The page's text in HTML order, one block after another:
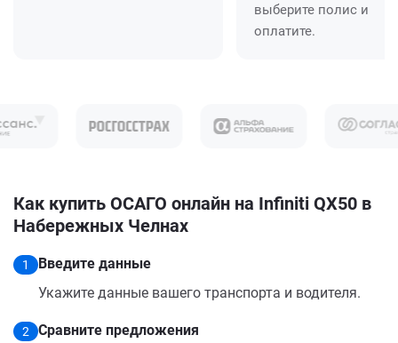
выберите полис и
оплатите.
Как купить ОСАГО онлайн на Infiniti QX50 в
Набережных Челнах
1
Введите данные
Укажите данные вашего транспорта и водителя.
2
Сравните предложения